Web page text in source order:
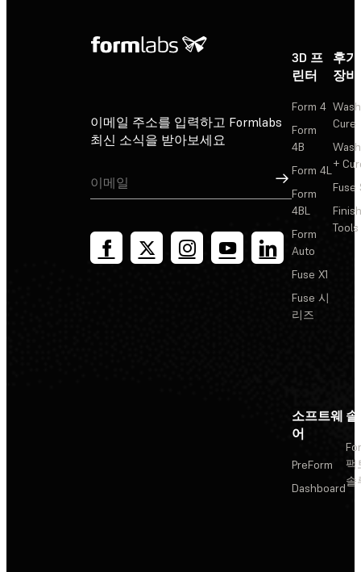
이메일 주소를 입력하고 Formlabs
최신 소식을 받아보세요
가입
3D 프
린터
Form 4
Form
4B
Form 4L
Form
4BL
Form
Auto
Fuse X1
Fuse 시
리즈
후
장비
Cure
+
Fuse
Tools
소프트웨
어
PreForm
Dashboard
팩
솔